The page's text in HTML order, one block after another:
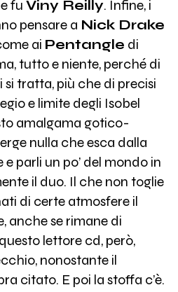
fu Viny Reilly. Infine, i
pensare a Nick Drake
ai Pentangle di
tutto e niente, perché di
si tratta, più che di precisi
e limite degli Isobel
amalgama gotico-
nulla che esca dalla
parli un po’ del mondo in
il duo. Il che non toglie
di certe atmosfere il
anche se rimane di
lettore cd, però,
nonostante il
citato. E poi la stoffa c’è.